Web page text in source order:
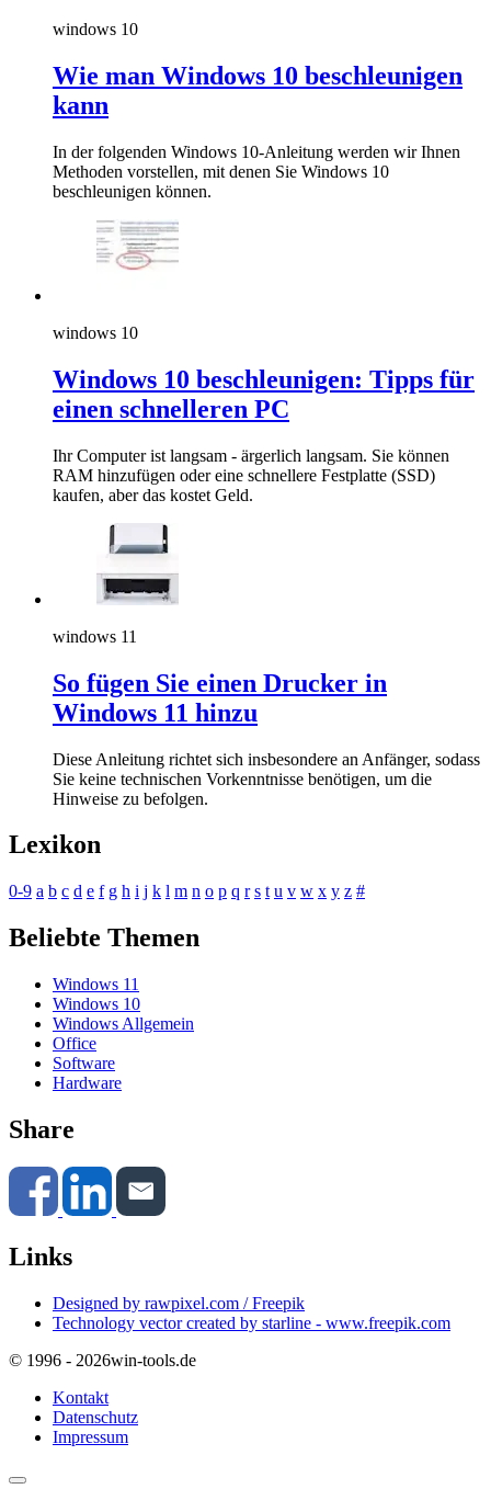
windows 10
Wie man Windows 10 beschleunigen
kann
In der folgenden Windows 10-Anleitung werden wir Ihnen
Methoden vorstellen, mit denen Sie Windows 10
beschleunigen können.
windows 10
Windows 10 beschleunigen: Tipps für
einen schnelleren PC
Ihr Computer ist langsam - ärgerlich langsam. Sie können
RAM hinzufügen oder eine schnellere Festplatte (SSD)
kaufen, aber das kostet Geld.
windows 11
So fügen Sie einen Drucker in
Windows 11 hinzu
Diese Anleitung richtet sich insbesondere an Anfänger, sodass
Sie keine technischen Vorkenntnisse benötigen, um die
Hinweise zu befolgen.
Lexikon
0-9 a b c d e f g h i j k l m n o p q r s t u v w x y z #
Beliebte Themen
Windows 11
Windows 10
Windows Allgemein
Office
Software
Hardware
Share
Links
Designed by rawpixel.com / Freepik
Technology vector created by starline - www.freepik.com
© 1996 - 2026win-tools.de
Kontakt
Datenschutz
Impressum